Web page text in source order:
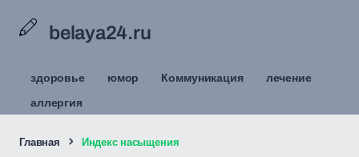
belaya24.ru
здоровье юмор Коммуникация
лечение
аллергия
Главная Индекс насыщения